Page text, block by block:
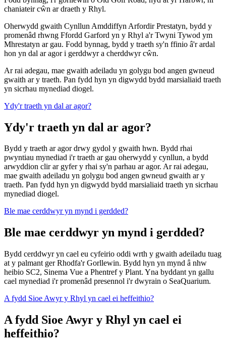
chaniateir cŵn ar draeth y Rhyl.
Oherwydd gwaith Cynllun Amddiffyn Arfordir Prestatyn, bydd y
promenâd rhwng Ffordd Garford yn y Rhyl a'r Twyni Tywod ym
Mhrestatyn ar gau. Fodd bynnag, bydd y traeth sy'n ffinio â'r ardal
hon yn dal ar agor i gerddwyr a cherddwyr cŵn.
Ar rai adegau, mae gwaith adeiladu yn golygu bod angen gwneud
gwaith ar y traeth. Pan fydd hyn yn digwydd bydd marsialiaid traeth
yn sicrhau mynediad diogel.
Ydy'r traeth yn dal ar agor?
Ydy'r traeth yn dal ar agor?
Bydd y traeth ar agor drwy gydol y gwaith hwn. Bydd rhai
pwyntiau mynediad i'r traeth ar gau oherwydd y cynllun, a bydd
arwyddion clir ar gyfer y rhai sy'n parhau ar agor. Ar rai adegau,
mae gwaith adeiladu yn golygu bod angen gwneud gwaith ar y
traeth. Pan fydd hyn yn digwydd bydd marsialiaid traeth yn sicrhau
mynediad diogel.
Ble mae cerddwyr yn mynd i gerdded?
Ble mae cerddwyr yn mynd i gerdded?
Bydd cerddwyr yn cael eu cyfeirio oddi wrth y gwaith adeiladu tuag
at y palmant ger Rhodfa'r Gorllewin. Bydd hyn yn mynd â nhw
heibio SC2, Sinema Vue a Phentref y Plant. Yna byddant yn gallu
cael mynediad i'r promenâd presennol i'r dwyrain o SeaQuarium.
A fydd Sioe Awyr y Rhyl yn cael ei heffeithio?
A fydd Sioe Awyr y Rhyl yn cael ei
heffeithio?